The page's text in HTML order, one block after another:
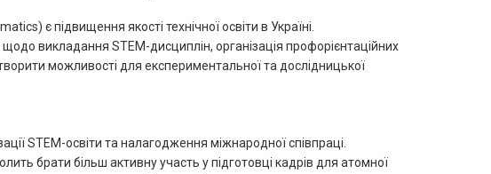
є підвищення якості технічної освіти в Україні.
викладання STEM-дисциплін, організація профорієнтаційних
можливості для експериментальної та дослідницької
STEM-освіти та налагодження міжнародної співпраці.
брати більш активну участь у підготовці кадрів для атомної